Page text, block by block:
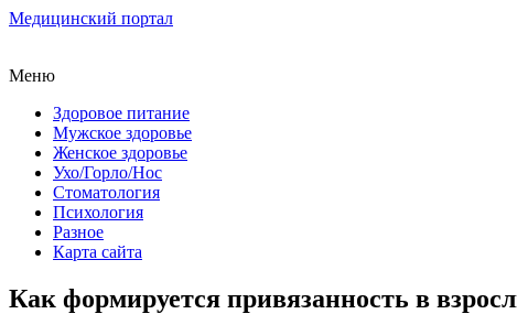
Медицинский портал
Меню
Здоровое питание
Мужское здоровье
Женское здоровье
Ухо/Горло/Нос
Стоматология
Психология
Разное
Карта сайта
Как формируется привязанность в